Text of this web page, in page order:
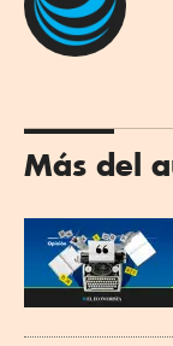
Más del